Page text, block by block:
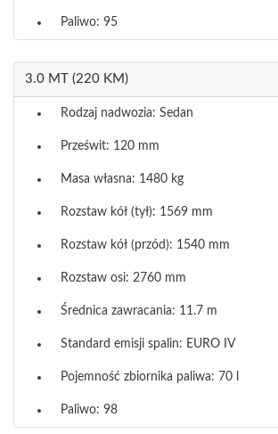
Paliwo: 95
3.0 MT (220 KM)
Rodzaj nadwozia: Sedan
Prześwit: 120 mm
Masa własna: 1480 kg
Rozstaw kół (tył): 1569 mm
Rozstaw kół (przód): 1540 mm
Rozstaw osi: 2760 mm
Średnica zawracania: 11.7 m
Standard emisji spalin: EURO IV
Pojemność zbiornika paliwa: 70 l
Paliwo: 98